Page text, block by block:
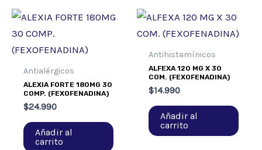
Antialérgicos
ALEXIA FORTE 180MG 30
COMP. (FEXOFENADINA)
$24.990
Añadir al
carrito
Antihistamínicos
ALFEXA 120 MG X 30
COM. (FEXOFENADINA)
$14.990
Añadir al
carrito